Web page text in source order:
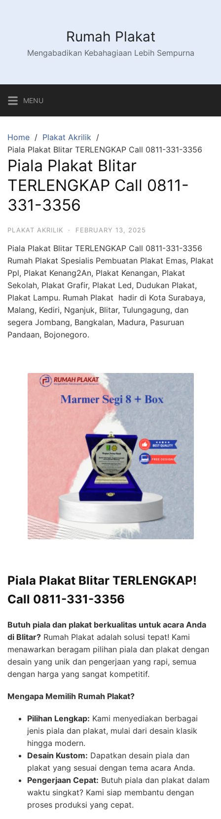
Rumah Plakat
Mengabadikan Kebahagiaan Lebih Sempurna
MENU
Home
Plakat Akrilik
Piala Plakat Blitar TERLENGKAP Call 0811-331-3356
Piala Plakat Blitar
TERLENGKAP Call 0811-
331-3356
PLAKAT AKRILIK · FEBRUARY 13, 2025
Piala Plakat Blitar TERLENGKAP Call 0811-331-3356
Rumah Plakat Spesialis Pembuatan Plakat Emas, Plakat
Ppl, Plakat Kenang2An, Plakat Kenangan, Plakat
Sekolah, Plakat Grafir, Plakat Led, Dudukan Plakat,
Plakat Lampu. Rumah Plakat hadir di Kota Surabaya,
Malang, Kediri, Nganjuk, Blitar, Tulungagung, dan
segera Jombang, Bangkalan, Madura, Pasuruan
Pandaan, Bojonegoro.
Piala Plakat Blitar TERLENGKAP!
Call 0811-331-3356
Butuh piala dan plakat berkualitas untuk acara Anda
di Blitar? Rumah Plakat adalah solusi tepat! Kami
menawarkan beragam pilihan piala dan plakat dengan
desain yang unik dan pengerjaan yang rapi, semua
dengan harga yang sangat kompetitif.
Mengapa Memilih Rumah Plakat?
Pilihan Lengkap: Kami menyediakan berbagai
jenis piala dan plakat, mulai dari desain klasik
hingga modern.
Desain Kustom: Dapatkan desain piala dan
plakat yang sesuai dengan tema acara Anda.
Pengerjaan Cepat: Butuh piala dan plakat dalam
waktu singkat? Kami siap membantu dengan
proses produksi yang cepat.